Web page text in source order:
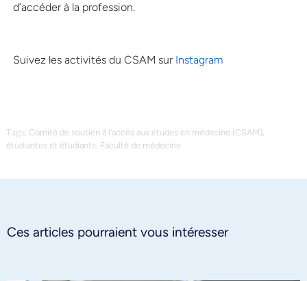
d’accéder à la profession.
Suivez les activités du CSAM sur Instagram
Tags: Comité de soutien à l'accès aux études en médecine (CSAM),
étudiantes et étudiants, Faculté de médecine
Ces articles pourraient vous intéresser